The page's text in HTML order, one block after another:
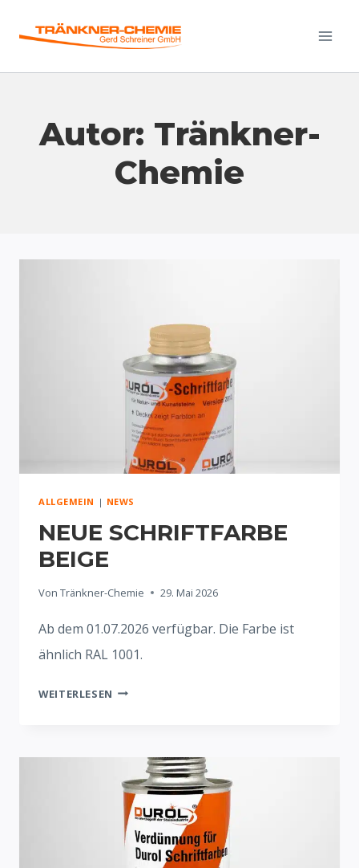
Inhalt
Autor: Tränkner-
Chemie
ALLGEMEIN | NEWS
NEUE SCHRIFTFARBE
BEIGE
Von Tränkner-Chemie 29. Mai 2026
Ab dem 01.07.2026 verfügbar. Die Farbe ist
ähnlich RAL 1001.
WEITERLESEN NEUE